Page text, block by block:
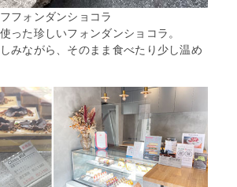
フォンダンショコラ
った珍しいフォンダンショコラ。
みながら、そのまま食べたり少し温め